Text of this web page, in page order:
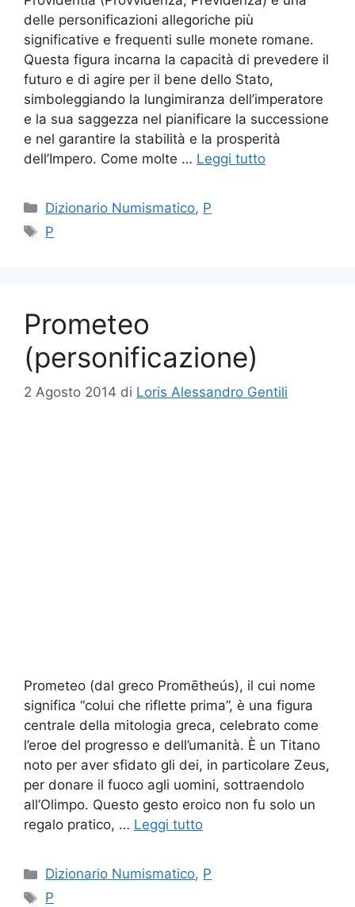
delle personificazioni allegoriche più
significative e frequenti sulle monete romane.
Questa figura incarna la capacità di prevedere il
futuro e di agire per il bene dello Stato,
simboleggiando la lungimiranza dell’imperatore
e la sua saggezza nel pianificare la successione
e nel garantire la stabilità e la prosperità
dell’Impero. Come molte … Leggi tutto
Categorie
Dizionario Numismatico, P
Tag
P
Prometeo
(personificazione)
2 Agosto 2014 di Loris Alessandro Gentili
Prometeo (dal greco Promētheús), il cui nome
significa “colui che riflette prima”, è una figura
centrale della mitologia greca, celebrato come
l’eroe del progresso e dell’umanità. È un Titano
noto per aver sfidato gli dei, in particolare Zeus,
per donare il fuoco agli uomini, sottraendolo
all’Olimpo. Questo gesto eroico non fu solo un
regalo pratico, … Leggi tutto
Categorie
Dizionario Numismatico, P
Tag
P